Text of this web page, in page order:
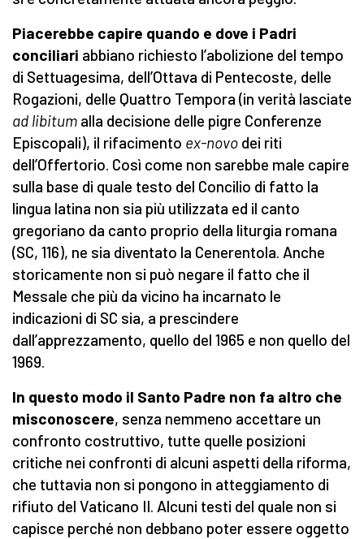
Piacerebbe capire quando e dove i Padri
conciliari abbiano richiesto l’abolizione del tempo
di Settuagesima, dell’Ottava di Pentecoste, delle
Rogazioni, delle Quattro Tempora (in verità lasciate
ad libitum alla decisione delle pigre Conferenze
Episcopali), il rifacimento ex-novo dei riti
dell’Offertorio. Così come non sarebbe male capire
sulla base di quale testo del Concilio di fatto la
lingua latina non sia più utilizzata ed il canto
gregoriano da canto proprio della liturgia romana
(SC, 116), ne sia diventato la Cenerentola. Anche
storicamente non si può negare il fatto che il
Messale che più da vicino ha incarnato le
indicazioni di SC sia, a prescindere
dall’apprezzamento, quello del 1965 e non quello del
1969.
In questo modo il Santo Padre non fa altro che
misconoscere, senza nemmeno accettare un
confronto costruttivo, tutte quelle posizioni
critiche nei confronti di alcuni aspetti della riforma,
che tuttavia non si pongono in atteggiamento di
rifiuto del Vaticano II. Alcuni testi del quale non si
capisce perché non debbano poter essere oggetto